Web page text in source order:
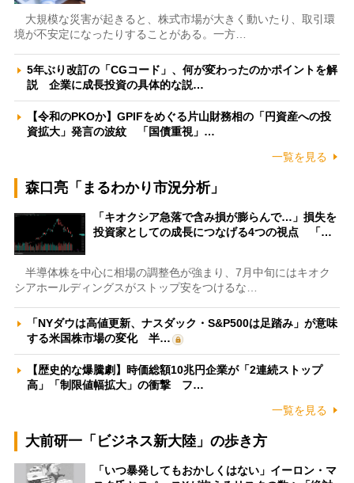
大規模な災害が起きると、株式市場が大きく動いたり、取引環
境が不安定になったりすることがある。一方…
5年ぶり改訂の「CGコード」、何が変わったのかポイントを解
説 企業に成長投資の具体的な説…
【令和のPKOか】GPIFをめぐる片山財務相の「円資産への投
資拡大」発言の波紋 「国債重視」…
一覧を見る
森口亮「まるわかり市況分析」
「キオクシア急落で含み損が膨らんで…」損失を
投資家としての成長につなげる4つの視点 「…
半導体株を中心に相場の調整色が強まり、7月中旬にはキオク
シアホールディングスがストップ安をつけるな…
「NYダウは高値更新、ナスダック・S&P500は足踏み」が意味
する米国株市場の変化 半…
【歴史的な爆騰劇】時価総額10兆円企業が「2連続ストップ
高」「制限値幅拡大」の衝撃 フ…
一覧を見る
大前研一「ビジネス新大陸」の歩き方
「いつ暴発してもおかしくはない」イーロン・マ